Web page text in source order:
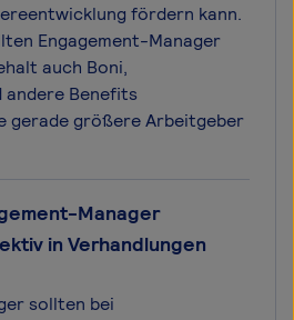
fördern kann.
Engagement-Manager
auch Boni,
Benefits
gerade größere Arbeitgeber
Manager
in Verhandlungen
sollten bei